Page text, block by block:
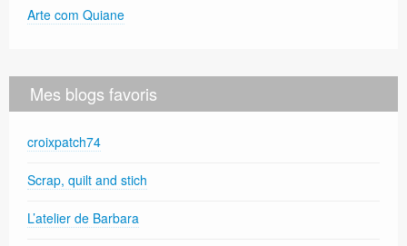
Arte com Quiane
Mes blogs favoris
croixpatch74
Scrap, quilt and stich
L’atelier de Barbara